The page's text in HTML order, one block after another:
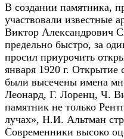
В создании памятника,
участвовали известные
Виктор Александрович
предельно быстро, за
просил приурочить
января 1920 г.
были высечены имена
Леонард, Г. Лоренц, Ч.
памятник не только
лучах», Н.И. Альтман
Современники высоко